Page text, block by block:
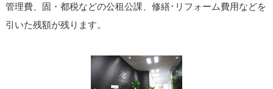
管理費、固・都税などの公租公課、修繕･リフォーム費用などを
引いた残額が残ります。